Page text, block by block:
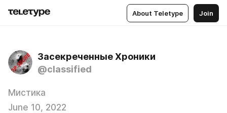
About Teletype Join
Засекреченные Хроники
@classified
Мистика
June 10, 2022